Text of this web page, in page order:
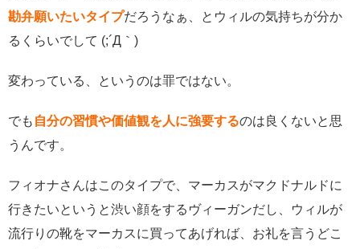
勘弁願いたいタイプだろうなぁ、とウィルの気持ちが分か
るくらいでして (;´Д｀)
変わっている、というのは罪ではない。
でも 自分の習慣や価値観を人に強要するのは良くないと思
うんです。
フィオナさんはこのタイプで、マーカスがマクドナルドに
行きたいというと渋い顔をするヴィーガンだし、ウィルが
流行りの靴をマーカスに買ってあげれば、お礼を言うどこ